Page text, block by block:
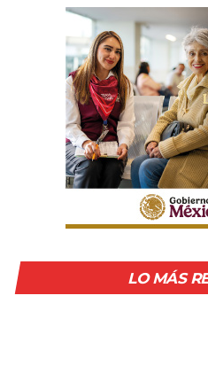
LO MÁS